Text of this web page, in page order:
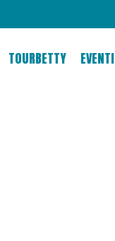
TOURBETTY EVENTI